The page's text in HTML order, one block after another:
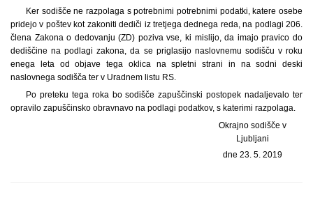
Ker sodišče ne razpolaga s potrebnimi potrebnimi podatki, katere osebe
pridejo v poštev kot zakoniti dediči iz tretjega dednega reda, na podlagi 206.
člena Zakona o dedovanju (ZD) poziva vse, ki mislijo, da imajo pravico do
dediščine na podlagi zakona, da se priglasijo naslovnemu sodišču v roku
enega leta od objave tega oklica na spletni strani in na sodni deski
naslovnega sodišča ter v Uradnem listu RS.
Po preteku tega roka bo sodišče zapuščinski postopek nadaljevalo ter
opravilo zapuščinsko obravnavo na podlagi podatkov, s katerimi razpolaga.
Okrajno sodišče v
Ljubljani
dne 23. 5. 2019